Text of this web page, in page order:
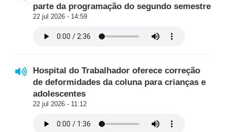
parte da programação do segundo semestre
22 jul 2026 - 14:59
Hospital do Trabalhador oferece correção
de deformidades da coluna para crianças e
adolescentes
22 jul 2026 - 11:12